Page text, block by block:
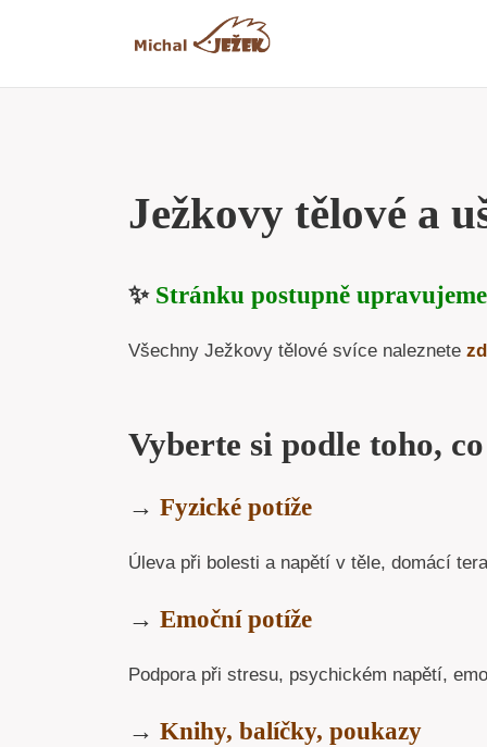
Ježkovy tělové a
✨ Stránku postupně
Všechny Ježkovy tělové svíce naleznete
Vyberte si podle toho,
→ Fyzické potíže
Úleva při bolesti a napětí v těle, domácí
→ Emoční potíže
Podpora při stresu, psychickém napětí,
→ Knihy, balíčky, poukazy